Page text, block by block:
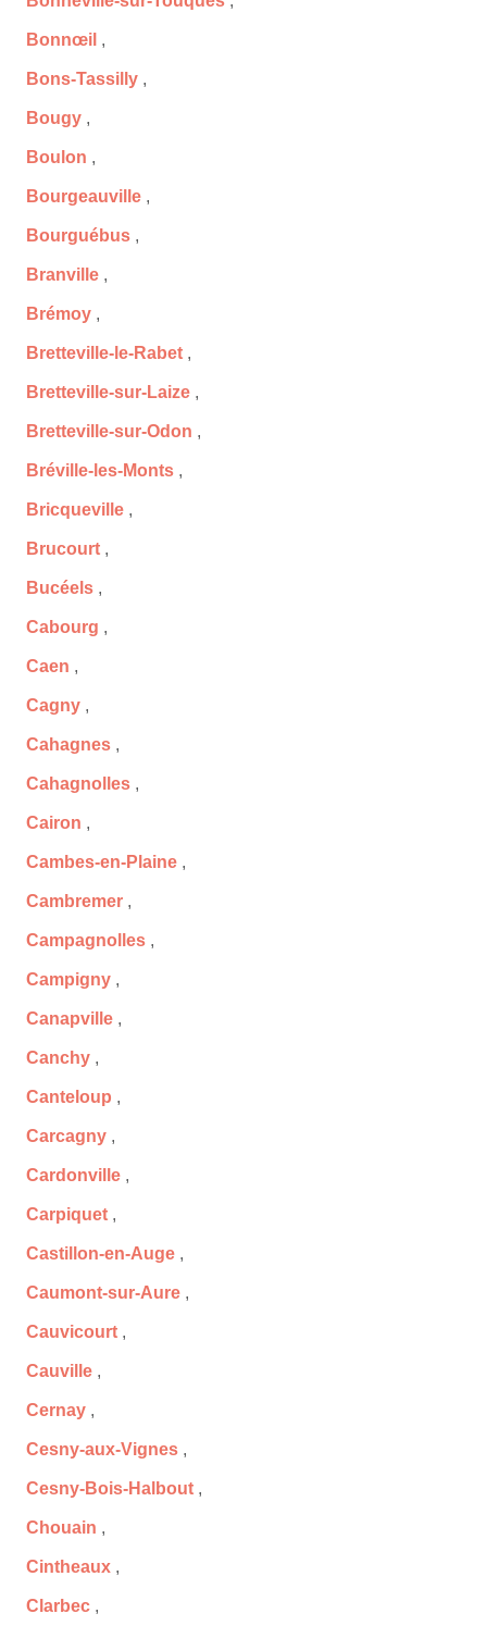
Bonnœil ,
Bons-Tassilly ,
Bougy ,
Boulon ,
Bourgeauville ,
Bourguébus ,
Branville ,
Brémoy ,
Bretteville-le-Rabet ,
Bretteville-sur-Laize ,
Bretteville-sur-Odon ,
Bréville-les-Monts ,
Bricqueville ,
Brucourt ,
Bucéels ,
Cabourg ,
Caen ,
Cagny ,
Cahagnes ,
Cahagnolles ,
Cairon ,
Cambes-en-Plaine ,
Cambremer ,
Campagnolles ,
Campigny ,
Canapville ,
Canchy ,
Canteloup ,
Carcagny ,
Cardonville ,
Carpiquet ,
Castillon-en-Auge ,
Caumont-sur-Aure ,
Cauvicourt ,
Cauville ,
Cernay ,
Cesny-aux-Vignes ,
Cesny-Bois-Halbout ,
Chouain ,
Cintheaux ,
Clarbec ,